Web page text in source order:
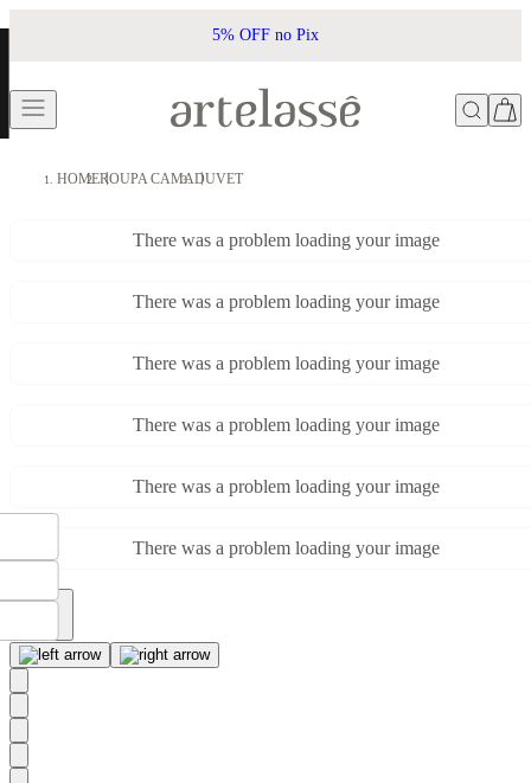
5% OFF no Pix
HOMEROUPA CAMADUVET
There was a problem loading your image
There was a problem loading your image
There was a problem loading your image
There was a problem loading your image
There was a problem loading your image
There was a problem loading your image